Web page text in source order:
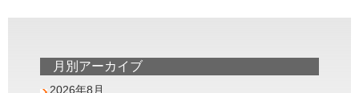
月別アーカイブ
2026年8月